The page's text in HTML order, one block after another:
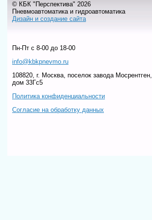
© КБК "Перспектива" 2026
Пневмоавтоматика и гидроавтоматика
Дизайн и создание сайта
Пн-Пт c 8-00 до 18-00
info@kbkpnevmo.ru
108820, г. Москва, поселок завода Мосрентген,
дом 33Гс5
Политика конфиденциальности
Согласие на обработку данных